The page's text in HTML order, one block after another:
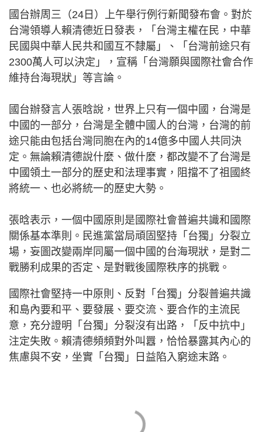
國台辦周三（24日）上午舉行例行新聞發布會。對於
台灣領導人賴清德近日發表，「台灣主權在民，中華
民國與中華人民共和國互不隸屬」、「台灣前途只有
2300萬人可以決定」，宣稱「台灣願與國際社會合作
維持台海現狀」等言論。
國台辦發言人張晗說，世界上只有一個中國，台灣是
中國的一部分，台灣是全體中國人的台灣，台灣的前
途只能由包括台灣同胞在內的14億多中國人共同決
定。無論賴清德說什麼、做什麼，都改變不了台灣是
中國領土一部分的歷史和法理事實，阻擋不了祖國終
將統一、也必將統一的歷史大勢。
張晗表示，一個中國原則是國際社會普遍共識和國際
關係基本準則。民進黨當局頑固堅持「台獨」分裂立
場，妄圖改變兩岸同屬一個中國的台海現狀，是對二
戰勝利成果的否定、是對戰後國際秩序的挑戰。
國際社會堅持一中原則、反對「台獨」分裂普遍共識
和島內要和平、要發展、要交流、要合作的主流民
意，充分證明「台獨」分裂沒有出路，「反中抗中」
注定失敗。賴清德頻頻對外叫囂，恰恰暴露其內心的
焦慮與不安，坐實「台獨」日益陷入窮途末路。